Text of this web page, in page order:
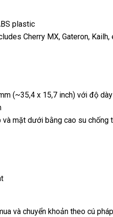
plastic
Cherry MX, Gateron, Kailh,
(~35,4 x 15,7 inch) với độ
mặt dưới bằng cao su chống
và chuyển khoản theo cú